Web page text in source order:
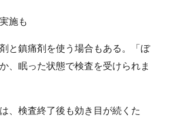
施も
と鎮痛剤を使う場合もある。「ぼ
、眠った状態で検査を受けられま
、検査終了後も効き目が続くた